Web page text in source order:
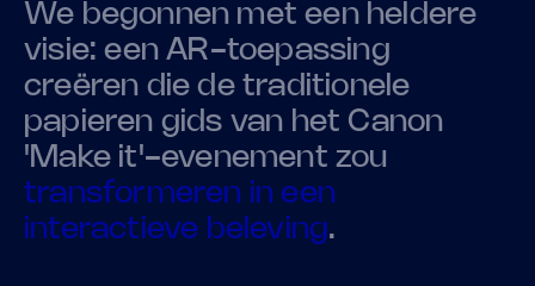
We begonnen met een heldere
visie: een AR-toepassing
creëren die de traditionele
papieren gids van het Canon
'Make it'-evenement zou
transformeren in een
interactieve beleving.